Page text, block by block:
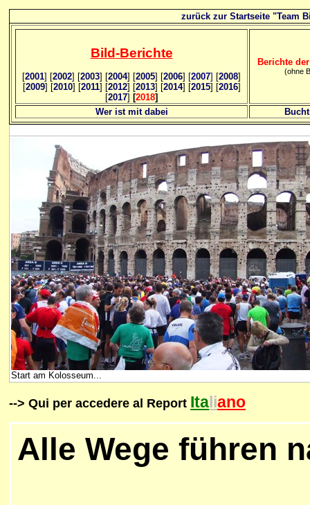
zurück zur Startseite "Team
Bild-Berichte
[2001] [2002] [2003] [2004] [2005] [2006] [2007] [2008]
[2009] [2010] [2011] [2012] [2013] [2014] [2015] [2016]
[2017] [2018]
Berichte
(ohne
Wer ist mit dabei
Start am Kolosseum...
--> Qui per accedere al Report Italiano
Alle Wege führen